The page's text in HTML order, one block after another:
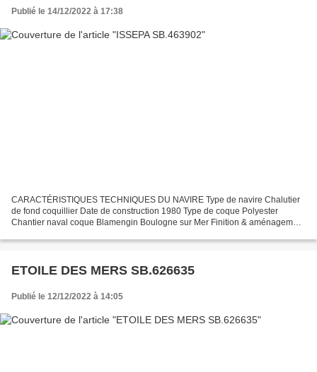
Publié le 14/12/2022 à 17:38
CARACTÉRISTIQUES TECHNIQUES DU NAVIRE Type de navire Chalutier
de fond coquillier Date de construction 1980 Type de coque Polyester
Chantier naval coque Blamengin Boulogne sur Mer Finition & aménagement
ETOILE DES MERS SB.626635
Publié le 12/12/2022 à 14:05